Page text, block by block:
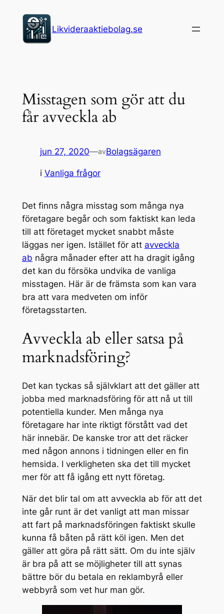
innehåll
Likvideraaktiebolag.se
Misstagen som gör att du
får avveckla ab
jun 27, 2020—avBolagsägaren
i Vanliga frågor
Det finns några misstag som många nya
företagare begår och som faktiskt kan leda
till att företaget mycket snabbt måste
läggas ner igen. Istället för att avveckla
ab några månader efter att ha dragit igång
det kan du försöka undvika de vanliga
misstagen. Här är de främsta som kan vara
bra att vara medveten om inför
företagsstarten.
Avveckla ab eller satsa på
marknadsföring?
Det kan tyckas så självklart att det gäller att
jobba med marknadsföring för att nå ut till
potentiella kunder. Men många nya
företagare har inte riktigt förstått vad det
här innebär. De kanske tror att det räcker
med någon annons i tidningen eller en fin
hemsida. I verkligheten ska det till mycket
mer för att få igång ett nytt företag.
När det blir tal om att avveckla ab för att det
inte går runt är det vanligt att man missar
att fart på marknadsföringen faktiskt skulle
kunna få båten på rätt köl igen. Men det
gäller att göra på rätt sätt. Om du inte själv
är bra på att se möjligheter till att synas
bättre bör du betala en reklambyrå eller
webbyrå som vet hur man gör.